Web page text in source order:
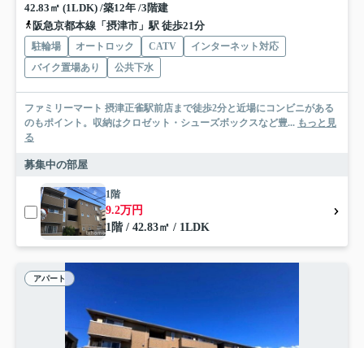
42.83㎡ (1LDK) /築12年 /3階建
阪急京都本線「摂津市」駅 徒歩21分
駐輪場 オートロック CATV
インターネット対応
バイク置場あり
公共下水
ファミリーマート 摂津正雀駅前店まで徒歩2分と近場にコンビニがある
のもポイント。収納はクロゼット・シューズボックスなど豊... もっと見
る
募集中の部屋
1階
9.2万円
1階 / 42.83㎡ / 1LDK
アパート